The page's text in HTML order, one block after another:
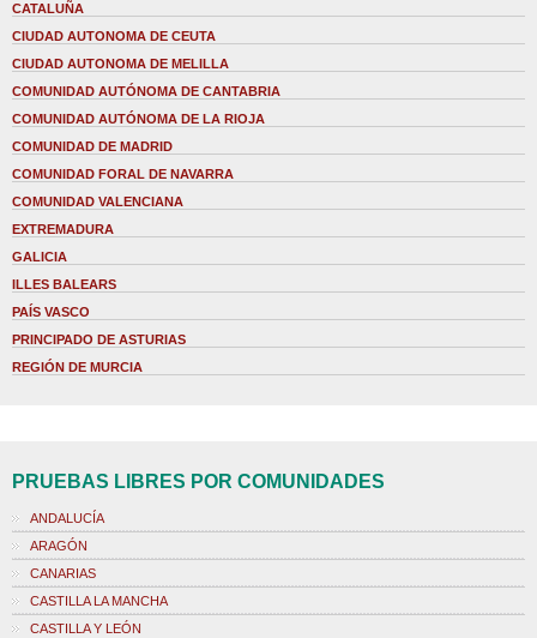
CATALUÑA
CIUDAD AUTONOMA DE CEUTA
CIUDAD AUTONOMA DE MELILLA
COMUNIDAD AUTÓNOMA DE CANTABRIA
COMUNIDAD AUTÓNOMA DE LA RIOJA
COMUNIDAD DE MADRID
COMUNIDAD FORAL DE NAVARRA
COMUNIDAD VALENCIANA
EXTREMADURA
GALICIA
ILLES BALEARS
PAÍS VASCO
PRINCIPADO DE ASTURIAS
REGIÓN DE MURCIA
PRUEBAS LIBRES POR COMUNIDADES
ANDALUCÍA
ARAGÓN
CANARIAS
CASTILLA LA MANCHA
CASTILLA Y LEÓN